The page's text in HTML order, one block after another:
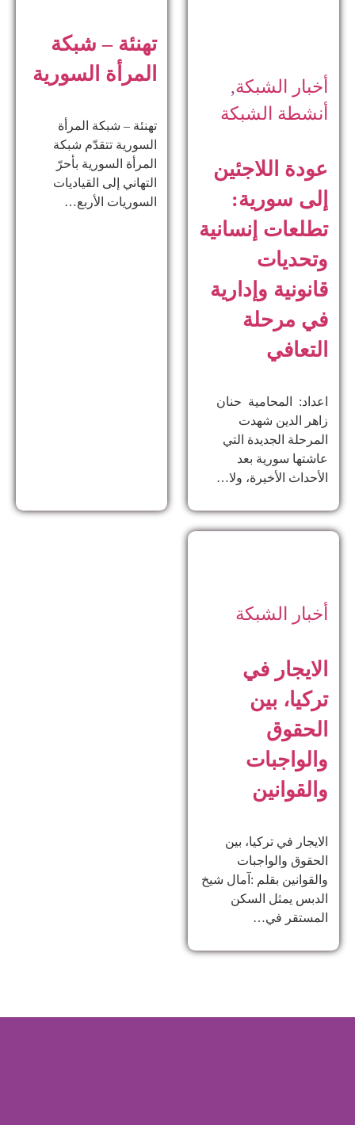
أخبار الشبكة,
أنشطة الشبكة
عودة اللاجئين
إلى سورية:
تطلعات إنسانية
وتحديات
قانونية وإدارية
في مرحلة
التعافي
اعداد: المحامية حنان
زاهر الدين ​شهدت
المرحلة الجديدة التي
عاشتها سورية بعد
الأحداث الأخيرة، ولا…
تهنئة – شبكة
المرأة السورية
تهنئة – شبكة المرأة
السورية تتقدّم شبكة
المرأة السورية بأحرّ
التهاني إلى القياديات
السوريات الأربع…
أخبار الشبكة
الايجار في
تركيا، بين
الحقوق
والواجبات
والقوانين
الايجار في تركيا، بين
الحقوق والواجبات
والقوانين بقلم :آمال شيخ
الدبس يمثل السكن
المستقر في…